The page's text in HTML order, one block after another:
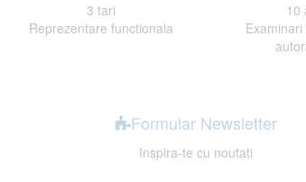
3 tari
Reprezentare functionala
10
Formular Newsletter
Inspira-te cu noutati